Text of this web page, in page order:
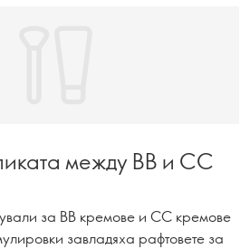
между BB и CC
за BB кремове и CC кремове
завладяха рафтовете за